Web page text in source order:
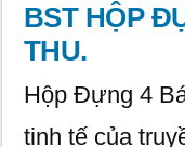
BST HỘP
THU.
​Hộp Đựng 4
tinh tế của